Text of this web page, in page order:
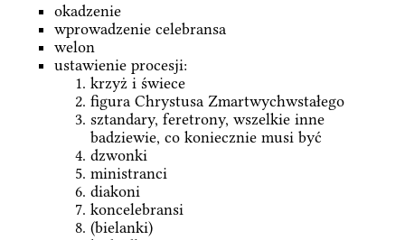
okadzenie
wprowadzenie celebransa
welon
ustawienie procesji:
krzyż i świece
figura Chrystusa Zmartwychwstałego
sztandary, feretrony, wszelkie inne
badziewie, co koniecznie musi być
dzwonki
ministranci
diakoni
koncelebransi
(bielanki)